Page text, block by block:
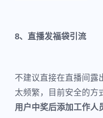
8、直播发福袋引流
不建议直接在直播间露
太频繁，目前安全的方
用户中奖后添加工作人